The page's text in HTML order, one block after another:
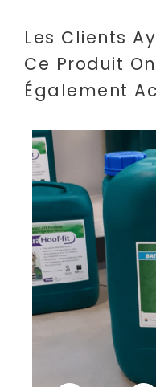
Les Clients
Ce Produit
Également